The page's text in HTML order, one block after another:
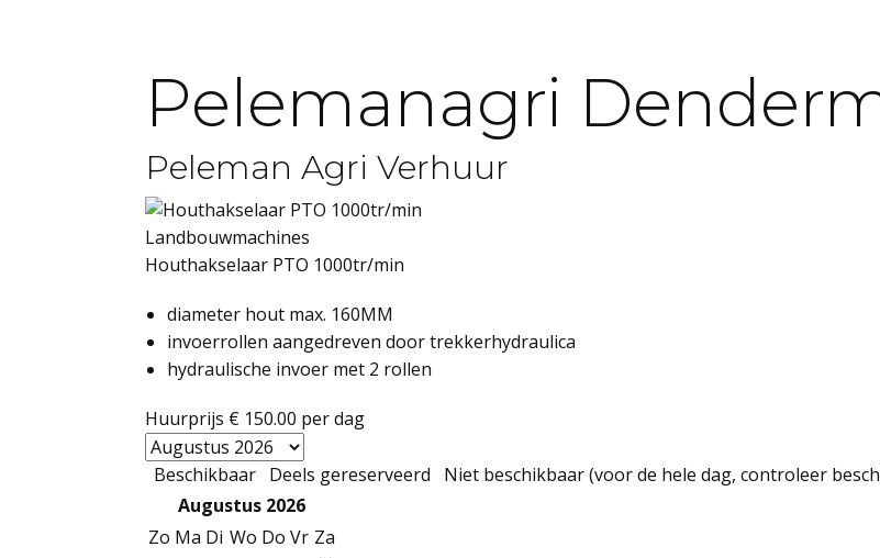
Pelemanagri
Peleman Agri Verhuur
Landbouwmachines
Houthakselaar PTO 1000tr/min
diameter hout max. 160MM
invoerrollen aangedreven door trekkerhydraulica
hydraulische invoer met 2 rollen
Huurprijs € 150.00 per dag
Beschikbaar Deels gereserveerd
Niet beschikbaar (voor de hele dag, controleer
Augustus 2026
Zo Ma Di Wo Do Vr Za